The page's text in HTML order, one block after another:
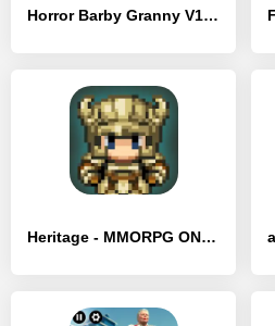
Horror Barby Granny V1.8 Scary - [MOD Много монет]
Heritage - MMORPG ONLINE RPG - [MOD Много монет]